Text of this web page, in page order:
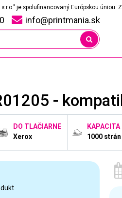
je spolufinancovaný Európskou úniou.
info@printmania.sk
-
DO TLAČIARNE
Xerox
KAPACITA
1000 strán